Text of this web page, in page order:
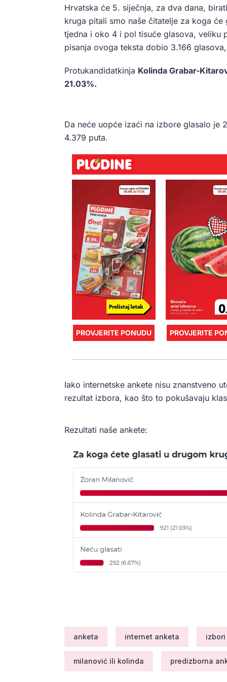
Hrvatska će 5. siječnja, za dva dana,
kruga pitali smo naše čitatelje za koga
tjedna i oko 4 i pol tisuće glasova, veliku
pisanja ovoga teksta dobio 3.166
Protukandidatkinja Kolinda Grabar-
21.03%.
Da neće uopće izaći na izbore glasalo je
4.379 puta.
PROVJERITE PONUDU PROVJERITE
Iako internetske ankete nisu znanstveno
rezultat izbora, kao što to pokušavaju
Rezultati naše ankete:
anketa internet anketa izbori
milanović ili kolinda predizborna